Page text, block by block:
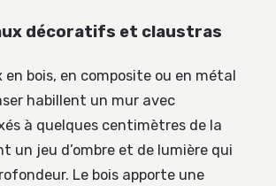
décoratifs et claustras
en bois, en composite ou en métal
habillent un mur avec
à quelques centimètres de la
un jeu d’ombre et de lumière qui
Le bois apporte une